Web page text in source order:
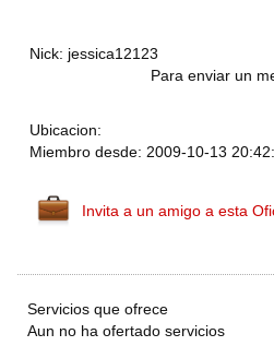
Nick: jessica12123
Para enviar un
Ubicacion:
Miembro desde: 2009-10-13
Invita a un amigo a esta
Servicios que ofrece
Aun no ha ofertado servicios